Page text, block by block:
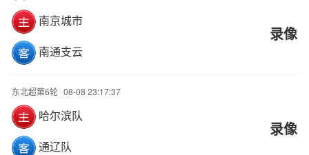
南京城市
南通支云
录像
东北超第6轮 08-08 23:17:37
哈尔滨队
通辽队
录像